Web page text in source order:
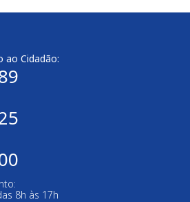
ao Cidadão:
8h às 17h